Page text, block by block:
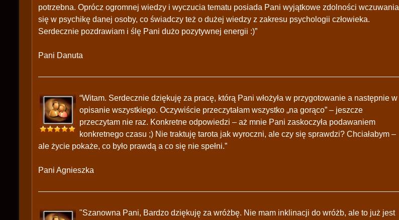
potrzebna. Oprócz ogromnej wiedzy i wyczucia tematu posiada Pani wyjątkowe zdolności wczuwania
się w psychikę danej osoby, co świadczy też o dużej wiedzy z zakresu psychologii człowieka.
Serdecznie pozdrawiam i ślę Pani dużo pozytywnej energii :)”
Pani Danuta
“Witam. Serdecznie dziękuję za pracę, którą Pani włożyła w przygotowanie a następnie w
opisanie wszystkiego. Oczywiście przeczytałam wszystko „na gorąco” – jeszcze
przeczytam nie raz. Konkretne odpowiedzi – aż mnie Pani zaskoczyła podawaniem
konkretnego czasu ;) Nie traktuję tarota jak wyroczni, ale czy się sprawdzi? Chciałabym –
ale życie pokaże, co było prawdą a co się nie spełni.”
Pani Agnieszka
"Szanowna Pani, Bardzo dziękuję za wróżbę. Nie mam inklinacji do wróżb, ale to już jest